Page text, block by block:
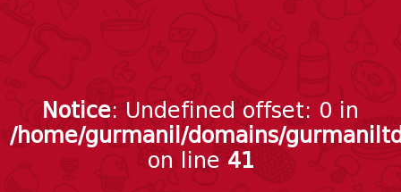
Notice: Undefined offset: 0 in
/home/gurmanil/domains/
on line 41